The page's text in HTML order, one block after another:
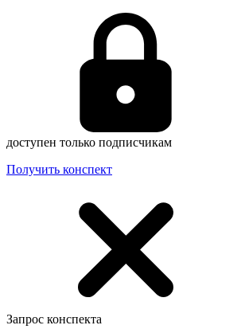
доступен только подписчикам
Получить конспект
Запрос конспекта